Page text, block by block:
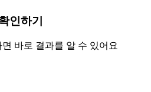
인하기
바로 결과를 알 수 있어요